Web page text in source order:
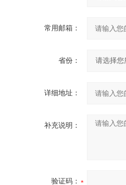
常用邮箱：
省份：
详细地址：
补充说明：
验证码：